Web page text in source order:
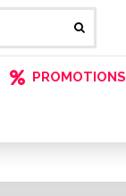
PROMOTIONS